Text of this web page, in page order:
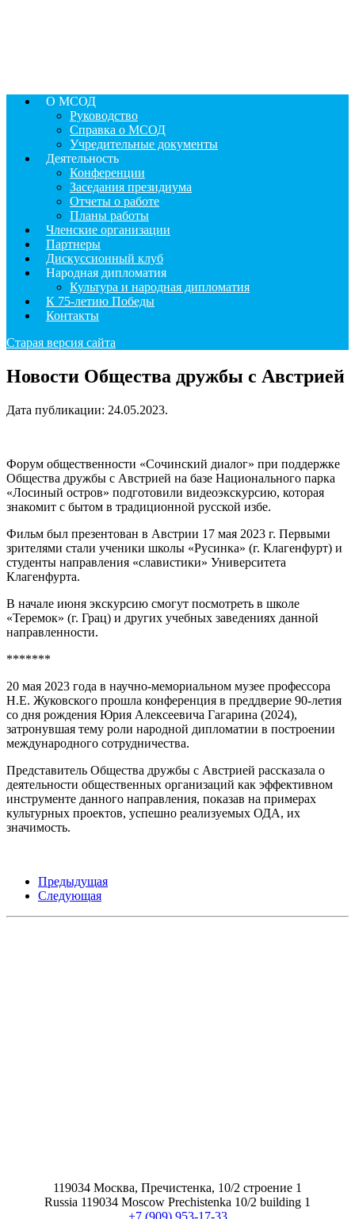
О МСОД
Руководство
Справка о МСОД
Учредительные документы
Деятельность
Конференции
Заседания президиума
Отчеты о работе
Планы работы
Членские организации
Партнеры
Дискуссионный клуб
Народная дипломатия
Культура и народная дипломатия
К 75-летию Победы
Контакты
Старая версия сайта
Новости Общества дружбы с Австрией
Дата публикации: 24.05.2023.
Форум общественности «Сочинский диалог» при поддержке
Общества дружбы с Австрией на базе Национального парка
«Лосиный остров» подготовили видеоэкскурсию, которая
знакомит с бытом в традиционной русской избе.
Фильм был презентован в Австрии 17 мая 2023 г. Первыми
зрителями стали ученики школы «Русинка» (г. Клагенфурт) и
студенты направления «славистики» Университета
Клагенфурта.
В начале июня экскурсию смогут посмотреть в школе
«Теремок» (г. Грац) и других учебных заведениях данной
направленности.
*******
20 мая 2023 года в научно-мемориальном музее профессора
Н.Е. Жуковского прошла конференция в преддверие 90-летия
со дня рождения Юрия Алексеевича Гагарина (2024),
затронувшая тему роли народной дипломатии в построении
международного сотрудничества.
Представитель Общества дружбы с Австрией рассказала о
деятельности общественных организаций как эффективном
инструменте данного направления, показав на примерах
культурных проектов, успешно реализуемых ОДА, их
значимость.
Предыдущая
Следующая
119034 Москва, Пречистенка, 10/2 строение 1
Russia 119034 Moscow Prechistenka 10/2 building 1
+7 (909) 953-17-33